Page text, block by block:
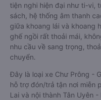
tiện nghi hiện đại như ti-vi,
sách, hệ thống âm thanh
giữa khoang lái và khoang
ghế ngồi rất thoải mái,
nhu cầu về sang trọng,
chuyển.
Đây là loại xe Chư Prông -
hỗ trợ đón/trả tận nơi miễn
Lai và nội thành Tân Uyên